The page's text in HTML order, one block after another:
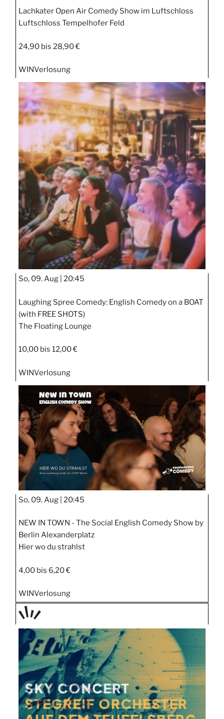
Lachkater Open Air Comedy Show im Luftschloss
Luftschloss Tempelhofer Feld
24,90 bis 28,90 €
WINVerlosung
So, 09. Aug | 20:45
Laughing Spree Comedy: English Comedy on a BOAT
(with FREE SHOTS)
The Floating Lounge
10,00 bis 12,00 €
WINVerlosung
So, 09. Aug | 20:45
NEW IN TOWN - The Social English Comedy Show by
Berlin Alexanderplatz
Hier wo du strahlst
4,00 bis 6,20 €
WINVerlosung
TAGE
STIPP